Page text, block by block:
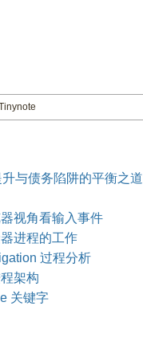
与债务陷阱的平衡之道
视角看输入事件
进程的工作
过程分析
架构
关键字